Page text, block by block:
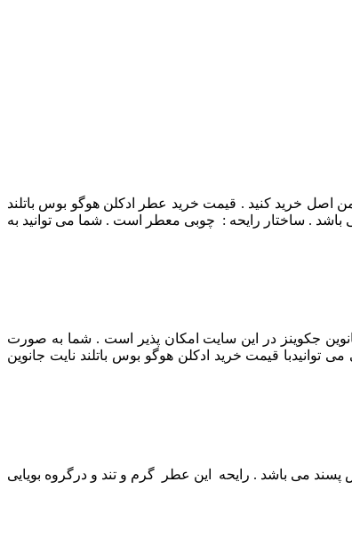
اصل خرید کنید . قیمت خرید عطر ادکلن هوگو بوس باتلند
باشد . ساختار رایحه : چوبی معطر است . شما می توانید به
جکوینز در این سایت امکان پذیر است . شما به صورت
قیمت خرید ادکلن هوگو بوس باتلند نایت جانوین
رایحه این عطر گرم و تند و درگروه بویایی